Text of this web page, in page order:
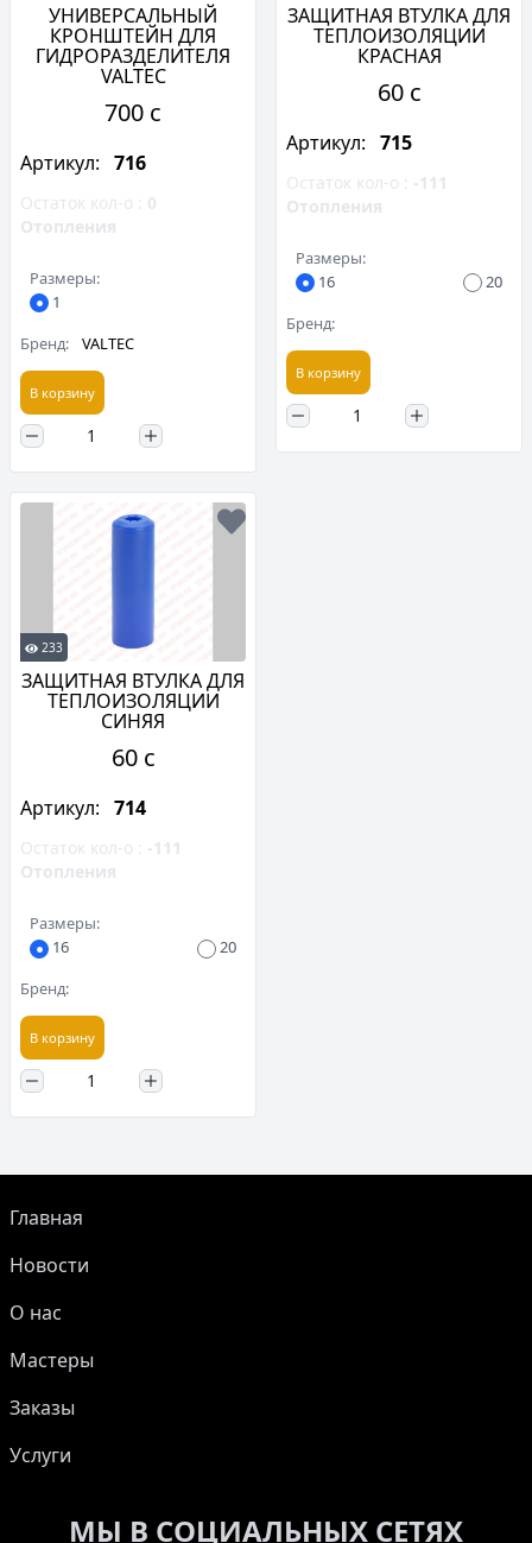
УНИВЕРСАЛЬНЫЙ
КРОНШТЕЙН ДЛЯ
ГИДРОРАЗДЕЛИТЕЛЯ
VALTEC
700 c
Артикул: 716
Остаток кол-о : 0
Отопления
Размеры:
1
Бренд:
VALTEC
В корзину
ЗАЩИТНАЯ ВТУЛКА ДЛЯ
ТЕПЛОИЗОЛЯЦИИ
КРАСНАЯ
60 c
Артикул: 715
Остаток кол-о : -111
Отопления
Размеры:
16
20
Бренд:
В корзину
233
ЗАЩИТНАЯ ВТУЛКА ДЛЯ
ТЕПЛОИЗОЛЯЦИИ
СИНЯЯ
60 c
Артикул: 714
Остаток кол-о : -111
Отопления
Размеры:
16
20
Бренд:
В корзину
Главная
Новости
О нас
Мастеры
Заказы
Услуги
МЫ В СОЦИАЛЬНЫХ СЕТЯХ